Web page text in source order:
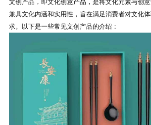
兼具文化内涵和实用性，旨在满足消费者对文化
求。以下是一些常见文创产品的介绍：